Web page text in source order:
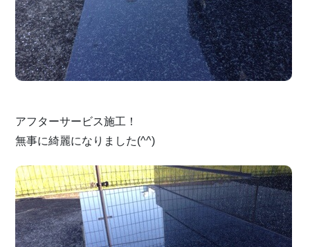
アフターサービス施工！
無事に綺麗になりました(^^)